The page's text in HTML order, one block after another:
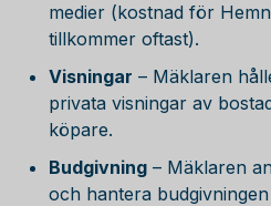
medier (kostnad för
tillkommer oftast).
Visningar – Mäklaren
privata visningar av
köpare.
Budgivning – Mäklaren
och hantera